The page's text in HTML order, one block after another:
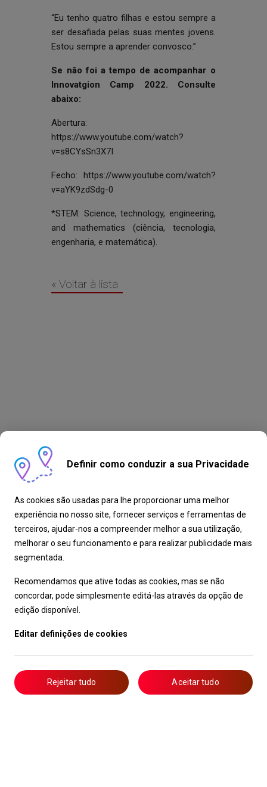
“Eu tenho quatro filhas e estou sempre a
ser desafiada pelas suas mentes jovens.
Estou sempre a aprender convosco.”
Se não foi a tempo de acompanhar o
Innovatgion Camp 2022. Consulte
abaixo:
Abertura:
https://www.youtube.com/watch?
v=s8CYsSn3X7I
Fecho: https://www.youtube.com/watch?
v=aYK9zdSdg-0
*STEM: Science, technology, engineering,
and mathematics (ciência, tecnologia,
engenharia, e matemática).
« Voltar à lista
Definir como conduzir a sua Privacidade
As cookies são usadas para lhe proporcionar uma melhor
experiência no nosso site, fornecer serviços e ferramentas de
terceiros, ajudar-nos a compreender melhor a sua utilização,
melhorar o seu funcionamento e para realizar publicidade mais
segmentada.
Recomendamos que ative todas as cookies, mas se não
concordar, pode simplesmente editá-las através da opção de
edição disponível.
Editar definições de cookies
Rejeitar tudo Aceitar tudo